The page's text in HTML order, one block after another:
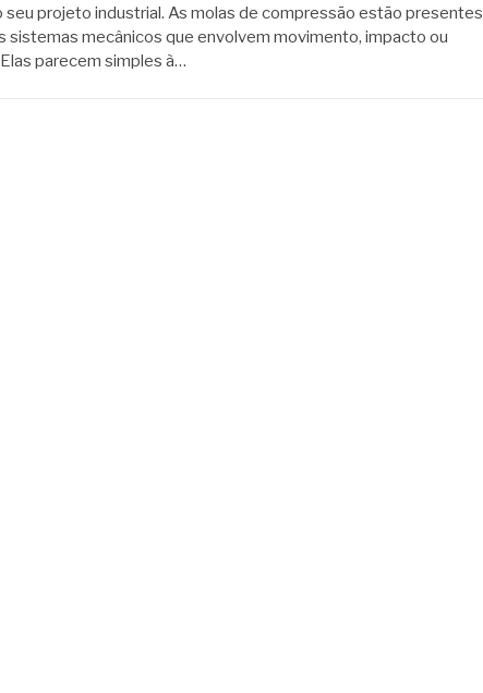
seu projeto industrial. As molas de compressão estão presentes
sistemas mecânicos que envolvem movimento, impacto ou
parecem simples à…